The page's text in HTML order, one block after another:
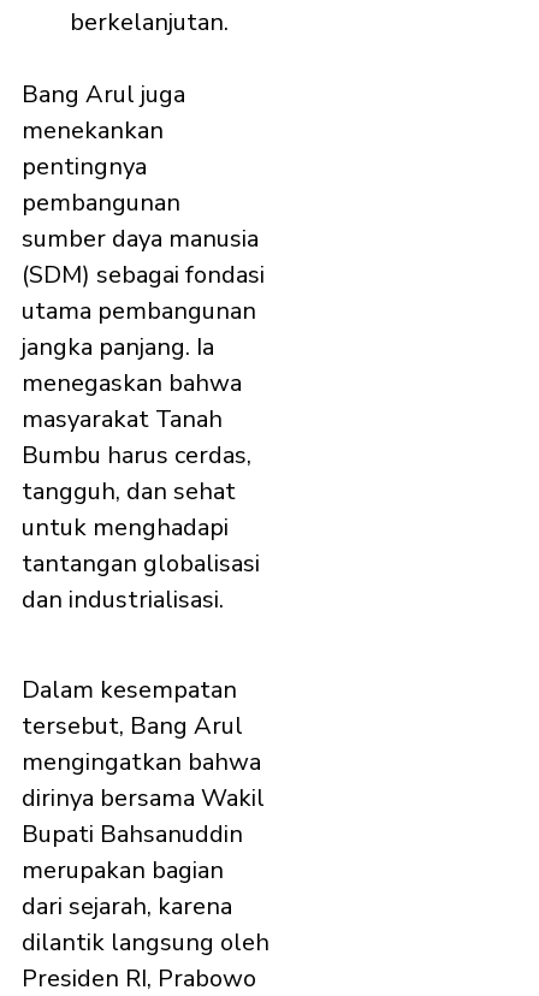
berkelanjutan.
Bang Arul juga
menekankan
pentingnya
pembangunan
sumber daya manusia
(SDM) sebagai fondasi
utama pembangunan
jangka panjang. Ia
menegaskan bahwa
masyarakat Tanah
Bumbu harus cerdas,
tangguh, dan sehat
untuk menghadapi
tantangan globalisasi
dan industrialisasi.
Dalam kesempatan
tersebut, Bang Arul
mengingatkan bahwa
dirinya bersama Wakil
Bupati Bahsanuddin
merupakan bagian
dari sejarah, karena
dilantik langsung oleh
Presiden RI, Prabowo